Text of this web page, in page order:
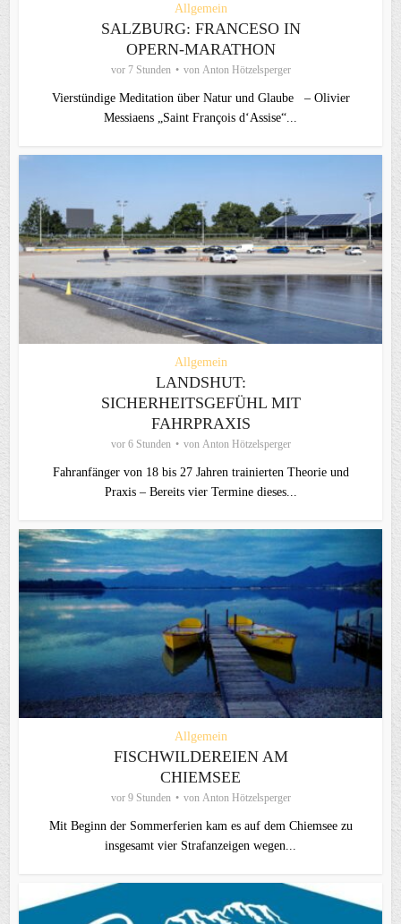
Allgemein
SALZBURG: FRANCESO IN
OPERN-MARATHON
vor 7 Stunden von Anton Hötzelsperger
Vierstündige Meditation über Natur und Glaube – Olivier
Messiaens „Saint François d‘Assise“...
Allgemein
LANDSHUT:
SICHERHEITSGEFÜHL MIT
FAHRPRAXIS
vor 6 Stunden von Anton Hötzelsperger
Fahranfänger von 18 bis 27 Jahren trainierten Theorie und
Praxis – Bereits vier Termine dieses...
Allgemein
FISCHWILDEREIEN AM
CHIEMSEE
vor 9 Stunden von Anton Hötzelsperger
Mit Beginn der Sommerferien kam es auf dem Chiemsee zu
insgesamt vier Strafanzeigen wegen...